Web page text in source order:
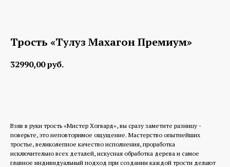
Трость «Тулуз Махагон Премиум»
32990,00руб.
Взяв в руки трость «Мистер Хогвард», вы сразу заметите разницу -
поверьте, это неповторимое ощущение. Мастерство опытнейших
тростье, великолепное качество исполнения, проработка
исключительно всех деталей, искусная обработка дерева и самое
главное индивидуальный подход при создании каждой трости делают